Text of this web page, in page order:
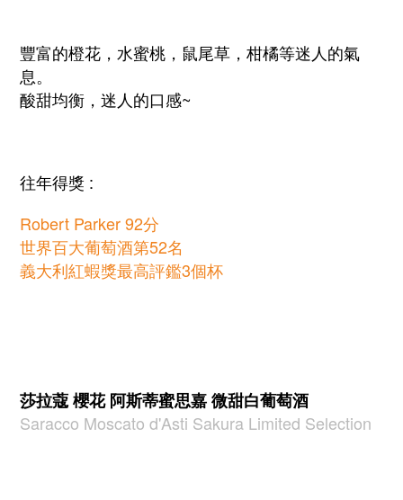
豐富的橙花，水蜜桃，鼠尾草，柑橘等迷人的氣
息。
酸甜均衡，迷人的口感~
往年得獎 :
Robert Parker 92分
世界百大葡萄酒第52名
義大利紅蝦獎最高評鑑3個杯
莎拉蔻 櫻花 阿斯蒂蜜思嘉 微甜白葡萄酒
Saracco Moscato d'Asti Sakura Limited Selection